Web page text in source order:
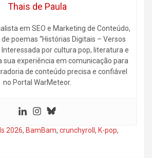
Thais de Paula
em SEO e Marketing de Conteúdo,
poemas “Histórias Digitais – Versos
por cultura pop, literatura e
sua experiência em comunicação para
de conteúdo precisa e confiável
no Portal WarMeteor.
2026, BamBam, crunchyroll , K-pop,